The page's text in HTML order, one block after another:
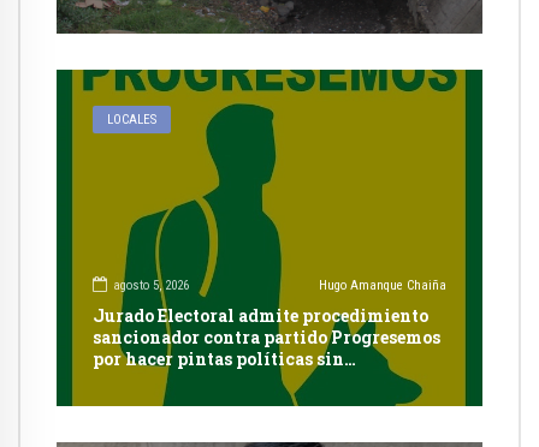
LOCALES
agosto 5, 2026 Hugo Amanque Chaiña
Jurado Electoral admite procedimiento
sancionador contra partido Progresemos
por hacer pintas políticas sin
autorización en Cayma